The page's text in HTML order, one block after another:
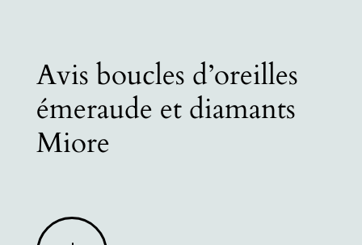
Avis boucles d’oreilles
émeraude et diamants
Miore